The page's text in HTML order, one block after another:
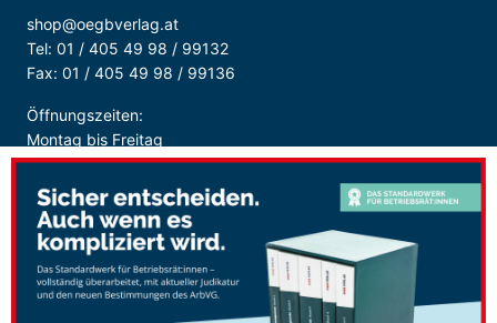
shop@oegbverlag.at
Tel: 01 / 405 49 98 / 99132
Fax: 01 / 405 49 98 / 99136
Öffnungszeiten:
Montag bis Freitag
9:00 - 18:00 Uhr
durchgehend
Sicher Bezahlen: